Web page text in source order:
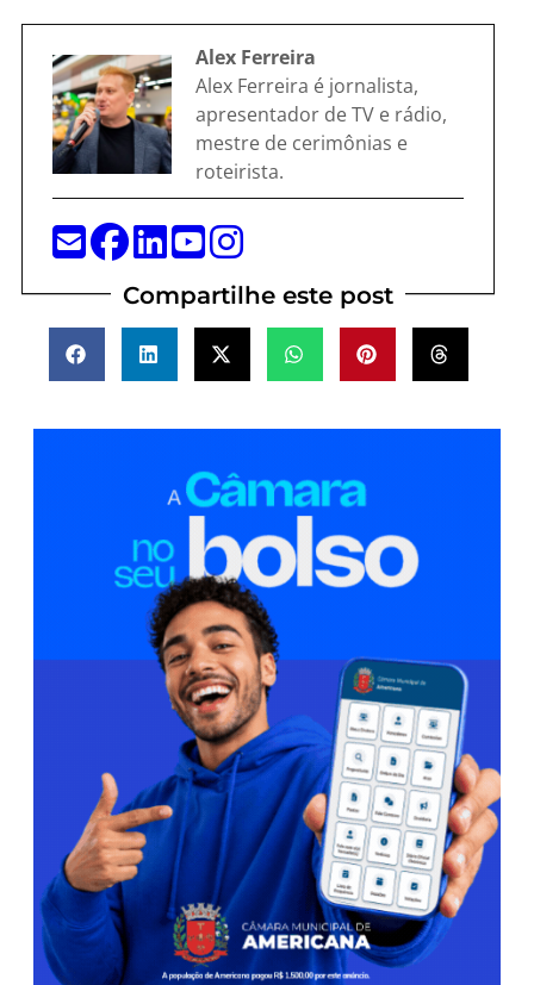
Alex Ferreira
Alex Ferreira é jornalista,
apresentador de TV e rádio,
mestre de cerimônias e
roteirista.
Compartilhe este post